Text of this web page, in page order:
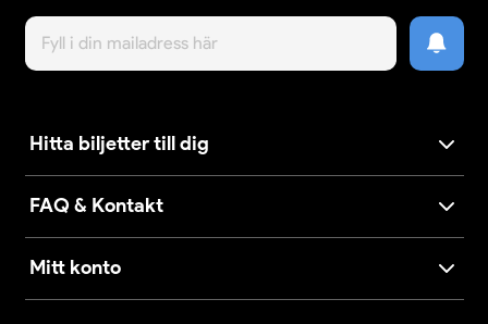
Hitta biljetter till dig
FAQ & Kontakt
Mitt konto